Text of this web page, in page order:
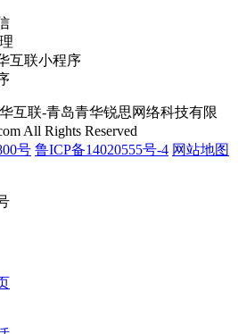
互联-青岛青华锐思网络科技有限
All Rights Reserved
号 鲁ICP备14020555号-4 网站地图